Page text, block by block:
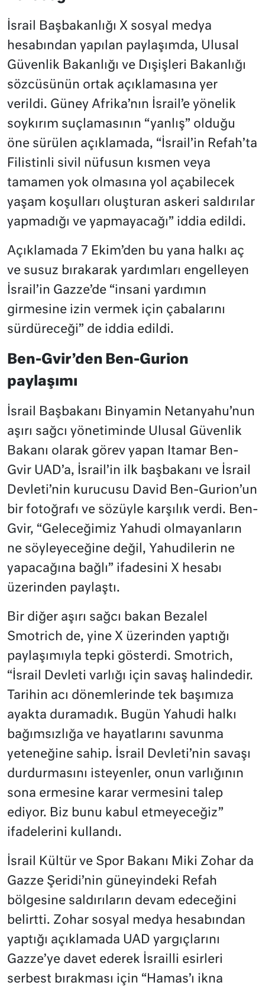
İsrail Başbakanlığı X sosyal medya
hesabından yapılan paylaşımda, Ulusal
Güvenlik Bakanlığı ve Dışişleri Bakanlığı
sözcüsünün ortak açıklamasına yer
verildi. Güney Afrika’nın İsrail’e yönelik
soykırım suçlamasının “yanlış” olduğu
öne sürülen açıklamada, “İsrail’in Refah’ta
Filistinli sivil nüfusun kısmen veya
tamamen yok olmasına yol açabilecek
yaşam koşulları oluşturan askeri saldırılar
yapmadığı ve yapmayacağı” iddia edildi.
Açıklamada 7 Ekim’den bu yana halkı aç
ve susuz bırakarak yardımları engelleyen
İsrail’in Gazze’de “insani yardımın
girmesine izin vermek için çabalarını
sürdüreceği” de iddia edildi.
Ben-Gvir’den Ben-Gurion
paylaşımı
İsrail Başbakanı Binyamin Netanyahu’nun
aşırı sağcı yönetiminde Ulusal Güvenlik
Bakanı olarak görev yapan Itamar Ben-
Gvir UAD’a, İsrail’in ilk başbakanı ve İsrail
Devleti’nin kurucusu David Ben-Gurion’un
bir fotoğrafı ve sözüyle karşılık verdi. Ben-
Gvir, “Geleceğimiz Yahudi olmayanların
ne söyleyeceğine değil, Yahudilerin ne
yapacağına bağlı” ifadesini X hesabı
üzerinden paylaştı.
Bir diğer aşırı sağcı bakan Bezalel
Smotrich de, yine X üzerinden yaptığı
paylaşımıyla tepki gösterdi. Smotrich,
“İsrail Devleti varlığı için savaş halindedir.
Tarihin acı dönemlerinde tek başımıza
ayakta duramadık. Bugün Yahudi halkı
bağımsızlığa ve hayatlarını savunma
yeteneğine sahip. İsrail Devleti’nin savaşı
durdurmasını isteyenler, onun varlığının
sona ermesine karar vermesini talep
ediyor. Biz bunu kabul etmeyeceğiz”
ifadelerini kullandı.
İsrail Kültür ve Spor Bakanı Miki Zohar da
Gazze Şeridi’nin güneyindeki Refah
bölgesine saldırıların devam edeceğini
belirtti. Zohar sosyal medya hesabından
yaptığı açıklamada UAD yargıçlarını
Gazze’ye davet ederek İsrailli esirleri
serbest bırakması için “Hamas’ı ikna